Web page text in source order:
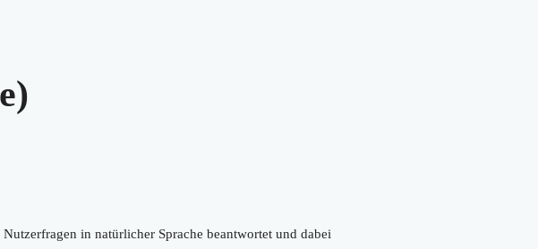
in natürlicher Sprache beantwortet und dabei